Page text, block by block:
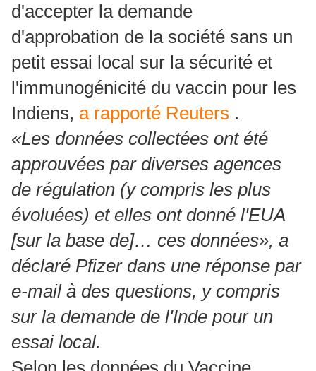
d'accepter la demande
d'approbation de la société sans un
petit essai local sur la sécurité et
l'immunogénicité du vaccin pour les
Indiens, a rapporté Reuters .
«Les données collectées ont été
approuvées par diverses agences
de régulation (y compris les plus
évoluées) et elles ont donné l'EUA
[sur la base de]… ces données», a
déclaré Pfizer dans une réponse par
e-mail à des questions, y compris
sur la demande de l'Inde pour un
essai local.